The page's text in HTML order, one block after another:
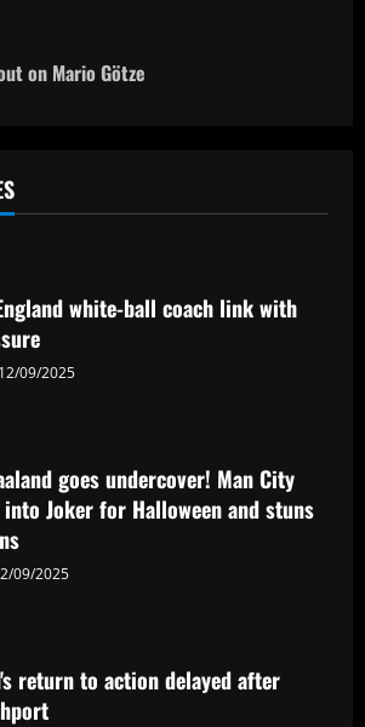
on Mario Götze
white-ball coach link with
12/09/2025
goes undercover! Man City
Joker for Halloween and stuns
09/2025
return to action delayed after